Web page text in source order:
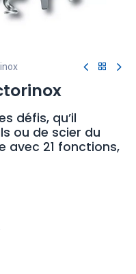
défis, qu’il
ou de scier du
avec 21 fonctions,